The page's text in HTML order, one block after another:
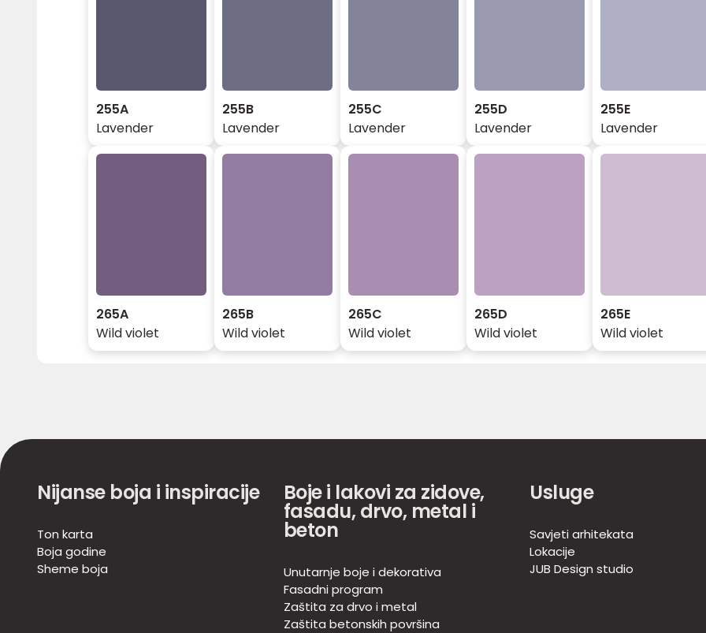
255A
Lavender
255B
Lavender
255C
Lavender
255D
Lavender
255E
Lavender
265A
Wild violet
265B
Wild violet
265C
Wild violet
265D
Wild violet
265E
Wild violet
Nijanse boja i inspiracije
Ton karta
Boja godine
Sheme boja
Boje i lakovi za zidove,
fasadu, drvo, metal i
beton
Unutarnje boje i dekorativa
Fasadni program
Zaštita za drvo i metal
Zaštita betonskih površina
Usluge
Savjeti arhitekata
Lokacije
JUB Design studio